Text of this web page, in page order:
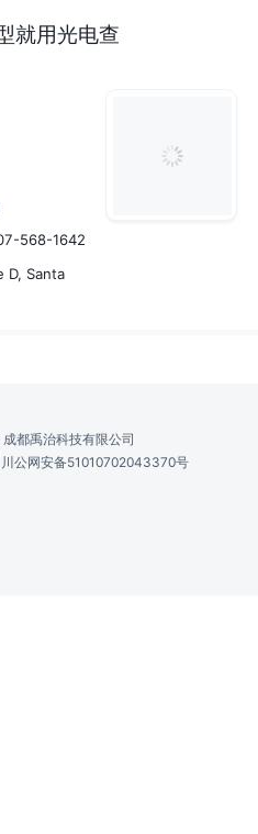
就用光电查
568-1642
D, Santa
都禹治科技有限公司
川公网安备51010702043370号